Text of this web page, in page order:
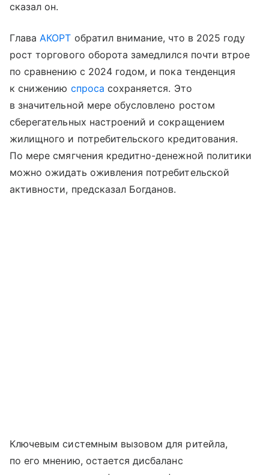
сказал он.
ГлаваАКОРТ обратил внимание, что в 2025 году
рост торгового оборота замедлился почти втрое
по сравнению с 2024 годом, и пока тенденция
к снижению спроса сохраняется. Это
в значительной мере обусловлено ростом
сберегательных настроений и сокращением
жилищного и потребительского кредитования.
По мере смягчения кредитно-денежной политики
можно ожидать оживления потребительской
активности, предсказал Богданов.
Ключевым системным вызовом для ритейла,
по его мнению, остается дисбаланс